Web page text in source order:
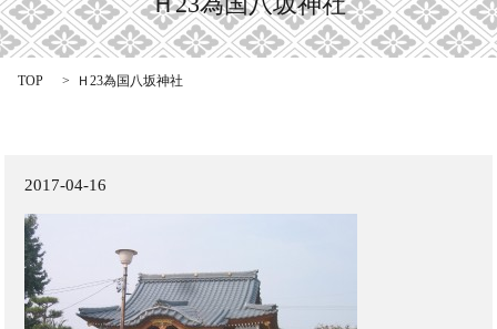
TOP Ｈ23為国八坂神社
2017-04-16